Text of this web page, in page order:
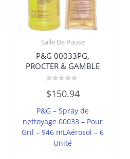
Salle De Pause
P&G 00033PG,
PROCTER & GAMBLE
0
sur
$150.94
P&G – Spray de
nettoyage 00033 – Pour
Gril – 946 mLAérosol – 6
Unité